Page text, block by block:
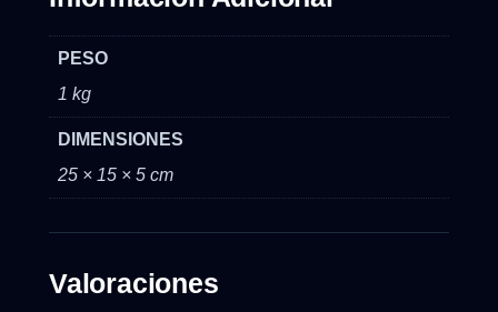
PESO
1 kg
DIMENSIONES
25 × 15 × 5 cm
Valoraciones